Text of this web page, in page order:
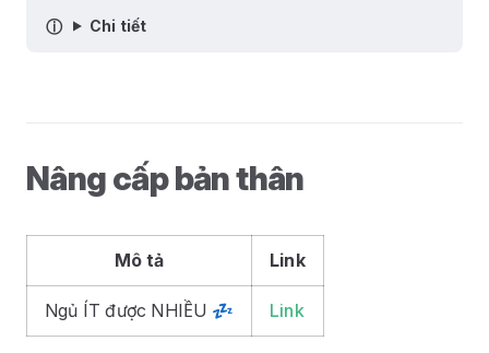
Chi tiết
Nâng cấp bản thân
Mô tả Link
Ngủ ÍT được NHIỀU 💤 Link